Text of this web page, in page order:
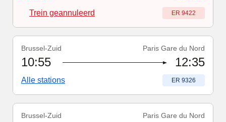
Trein geannuleerd Treinnummer
ER 9422
Treinnummer:
ER 9326
Brussel-Zuid Paris Gare du Nord
10:55 12:35
Alle stations Treinnummer
ER 9326
Treinnummer:
ER 9426-Vertraagd
Brussel-Zuid Paris Gare du Nord